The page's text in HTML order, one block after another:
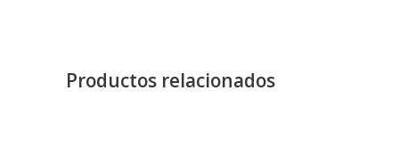
Productos relacionados